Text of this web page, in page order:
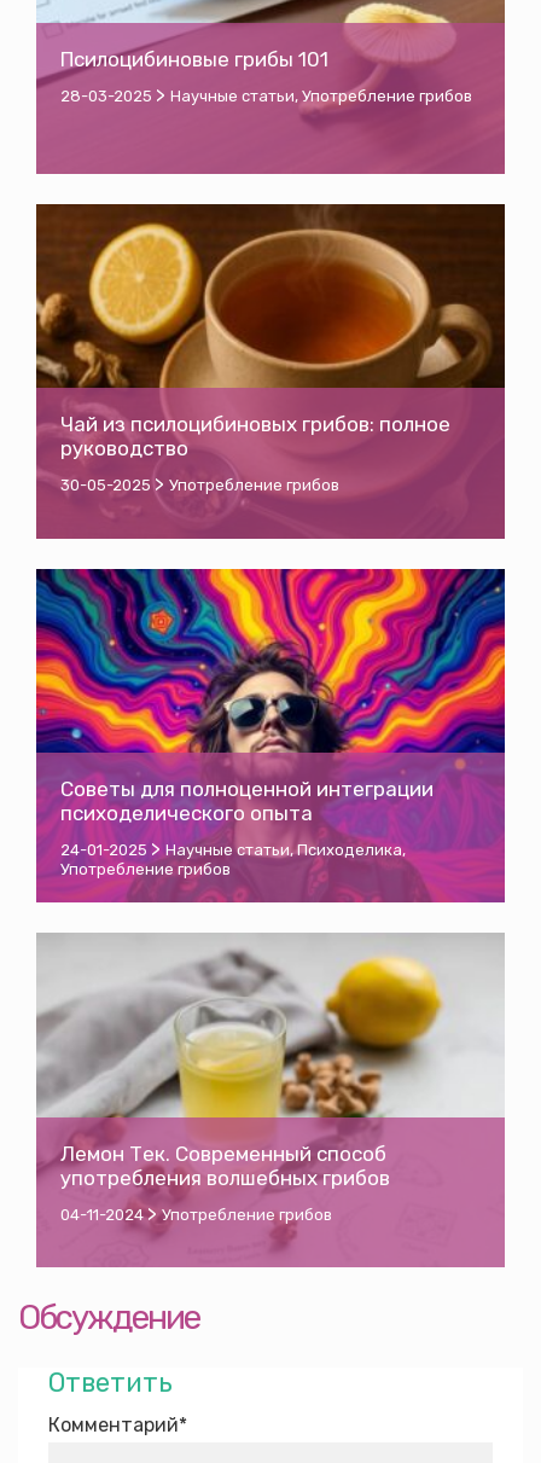
Псилоцибиновые грибы 101
28-03-2025 > Научные статьи, Употребление грибов
Чай из псилоцибиновых грибов: полное
руководство
30-05-2025 > Употребление грибов
Советы для полноценной интеграции
психоделического опыта
24-01-2025 > Научные статьи,Психоделика,
Употребление грибов
Лемон Тек. Современный способ
употребления волшебных грибов
04-11-2024>Употребление грибов
Обсуждение
Ответить
Комментарий*